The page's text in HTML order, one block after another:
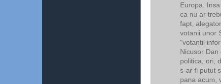
Europa.
ca nu ar
fapt,
votanii unor
"votantii
Nicusor
politica, ori,
s-ar fi putut
pana acum,